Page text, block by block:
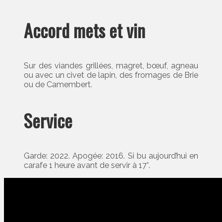
Accord mets et vin
Sur des viandes grillées, magret, bœuf, agneau
ou avec un civet de lapin, des fromages de Brie
ou de Camembert.
Service
Garde: 2022. Apogée: 2016. Si bu aujourd’hui en
carafe 1 heure avant de servir à 17°.